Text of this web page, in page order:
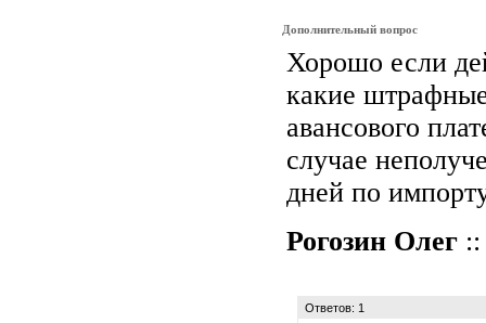
Дополнительный вопрос
Хорошо если
какие
авансового
случае
дней по
Рогозин Олег ::
Ответов: 1